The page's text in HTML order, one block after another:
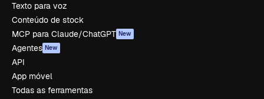
Texto para voz
Conteúdo de stock
MCP para Claude/ChatGPT New
Agentes New
API
App móvel
Todas as ferramentas